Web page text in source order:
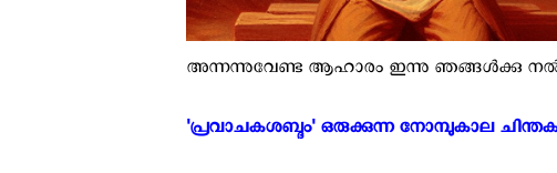
അന്നന്നുവേണ്ട ആഹാരം ഇന്നു ഞങ്ങള്‍ക്കു
'പ്രവാചകശബ്ദം' ഒരുക്കുന്ന നോമ്പുകാല